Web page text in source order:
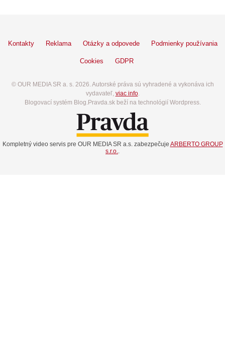
Kontakty Reklama Otázky a odpovede Podmienky používania
Cookies GDPR
© OUR MEDIA SR a. s. 2026. Autorské práva sú vyhradené a vykonáva ich
vydavateľ, viac info.
Blogovací systém Blog.Pravda.sk beží na technológií Wordpress.
Kompletný video servis pre OUR MEDIA SR a.s. zabezpečuje ARBERTO GROUP
s.r.o.